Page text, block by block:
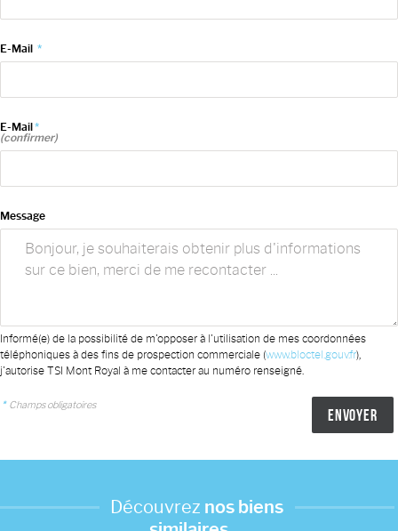
E-Mail *
E-Mail*
(confirmer)
Message
Informé(e) de la possibilité de m'opposer à l'utilisation de mes coordonnées
téléphoniques à des fins de prospection commerciale (www.bloctel.gouv.fr),
j'autorise TSI Mont Royal à me contacter au numéro renseigné.
* Champs obligatoires
Découvrez nos biens